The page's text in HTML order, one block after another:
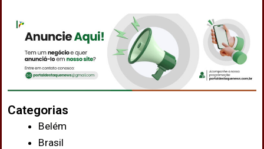
Categorias
Belém
Brasil